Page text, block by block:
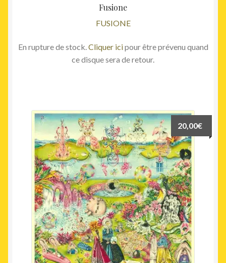
Fusione
FUSIONE
En rupture de stock.Cliquer icipour être prévenu quand
ce disque sera de retour.
20,00€